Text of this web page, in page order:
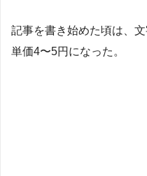
記事を書き始めた頃は、
単価4〜5円になった。